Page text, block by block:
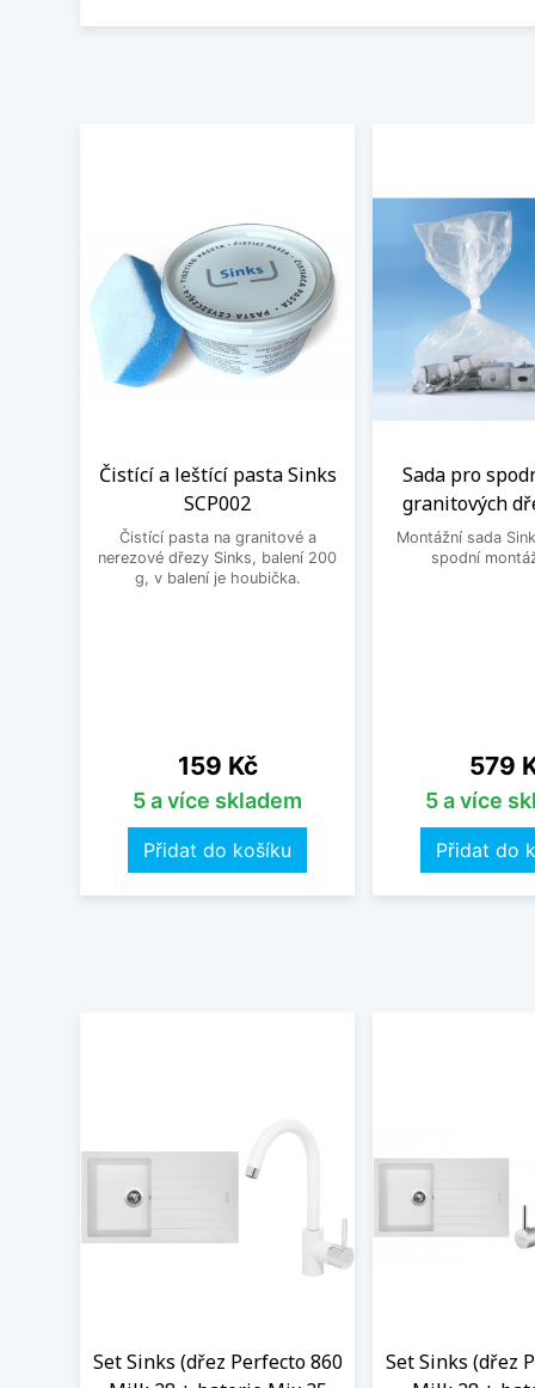
Čistící a leštící pasta Sinks
SCP002
Čistící pasta na granitové a
nerezové dřezy Sinks, balení 200
g, v balení je houbička.
Cena
159 Kč
5 a více skladem
Přidat do košíku
Sada pro
granitových
Montážní sada
spodní
Cena
579
5 a více
Přidat do
Set Sinks (dřez Perfecto 860
Set Sinks (dřez